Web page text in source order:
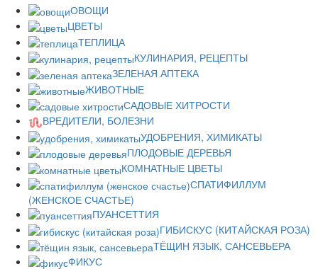
ОВОЩИ
ЦВЕТЫ
ТЕПЛИЦА
КУЛИНАРИЯ, РЕЦЕПТЫ
ЗЕЛЕНАЯ АПТЕКА
ЖИВОТНЫЕ
САДОВЫЕ ХИТРОСТИ
ВРЕДИТЕЛИ, БОЛЕЗНИ
УДОБРЕНИЯ, ХИМИКАТЫ
ПЛОДОВЫЕ ДЕРЕВЬЯ
КОМНАТНЫЕ ЦВЕТЫ
СПАТИФИЛЛУМ
(ЖЕНСКОЕ СЧАСТЬЕ)
ПУАНСЕТТИЯ
ГИБИСКУС (КИТАЙСКАЯ РОЗА)
ТЁЩИН ЯЗЫК, САНСЕВЬЕРА
ФИКУС